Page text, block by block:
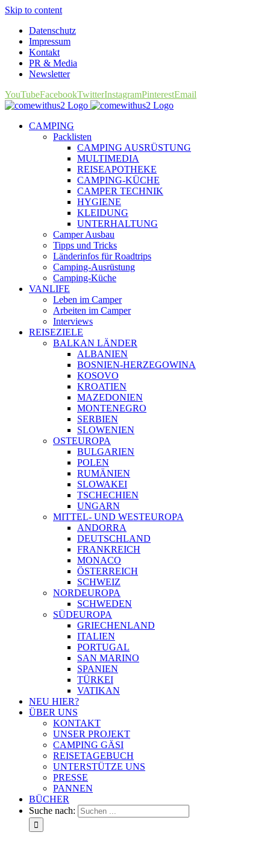
Skip to content
Datenschutz
Impressum
Kontakt
PR & Media
Newsletter
YouTubeFacebookTwitterInstagramPinterestEmail
CAMPING
Packlisten
CAMPING AUSRÜSTUNG
MULTIMEDIA
REISEAPOTHEKE
CAMPING-KÜCHE
CAMPER TECHNIK
HYGIENE
KLEIDUNG
UNTERHALTUNG
Camper Ausbau
Tipps und Tricks
Länderinfos für Roadtrips
Camping-Ausrüstung
Camping-Küche
VANLIFE
Leben im Camper
Arbeiten im Camper
Interviews
REISEZIELE
BALKAN LÄNDER
ALBANIEN
BOSNIEN-HERZEGOWINA
KOSOVO
KROATIEN
MAZEDONIEN
MONTENEGRO
SERBIEN
SLOWENIEN
OSTEUROPA
BULGARIEN
POLEN
RUMÄNIEN
SLOWAKEI
TSCHECHIEN
UNGARN
MITTEL- UND WESTEUROPA
ANDORRA
DEUTSCHLAND
FRANKREICH
MONACO
ÖSTERREICH
SCHWEIZ
NORDEUROPA
SCHWEDEN
SÜDEUROPA
GRIECHENLAND
ITALIEN
PORTUGAL
SAN MARINO
SPANIEN
TÜRKEI
VATIKAN
NEU HIER?
ÜBER UNS
KONTAKT
UNSER PROJEKT
CAMPING GÄSI
REISETAGEBUCH
UNTERSTÜTZE UNS
PRESSE
PANNEN
BÜCHER
Suche nach: